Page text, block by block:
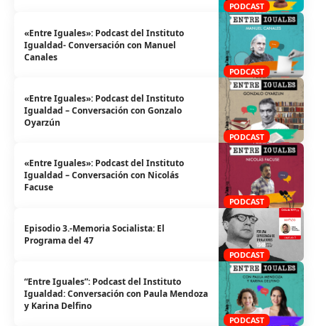
PODCAST
PODCAST
«Entre Iguales»: Podcast del Instituto
Igualdad- Conversación con Manuel
Canales
PODCAST
«Entre Iguales»: Podcast del Instituto
Igualdad – Conversación con Gonzalo
Oyarzún
PODCAST
«Entre Iguales»: Podcast del Instituto
Igualdad – Conversación con Nicolás
Facuse
PODCAST
Episodio 3.-Memoria Socialista: El
Programa del 47
PODCAST
“Entre Iguales”: Podcast del Instituto
Igualdad: Conversación con Paula Mendoza
y Karina Delfino